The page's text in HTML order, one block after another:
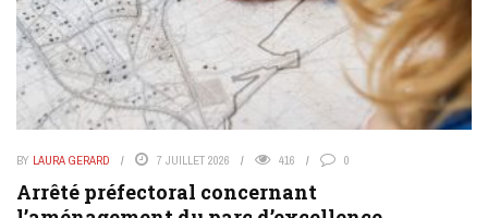
BY LAURA GERARD 7 JUILLET 2026 416 0
Arrêté préfectoral concernant